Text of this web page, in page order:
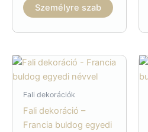
Személyre szab
Fali dekorációk
Fali dekoráció –
Francia buldog egyedi